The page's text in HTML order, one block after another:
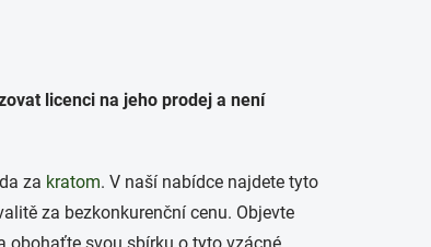
licenci na jeho prodej a není
za kratom. V naší nabídce najdete tyto
za bezkonkurenční cenu. Objevte